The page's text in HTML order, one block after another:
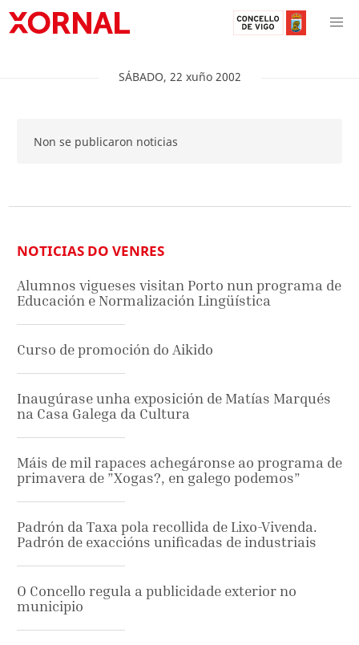
SÁBADO, 22 xuño 2002
Non se publicaron noticias
NOTICIAS DO VENRES
Alumnos vigueses visitan Porto nun programa de
Educación e Normalización Lingüística
Curso de promoción do Aikido
Inaugúrase unha exposición de Matías Marqués
na Casa Galega da Cultura
Máis de mil rapaces achegáronse ao programa de
primavera de ”Xogas?, en galego podemos”
Padrón da Taxa pola recollida de Lixo-Vivenda.
Padrón de exaccións unificadas de industriais
O Concello regula a publicidade exterior no
municipio